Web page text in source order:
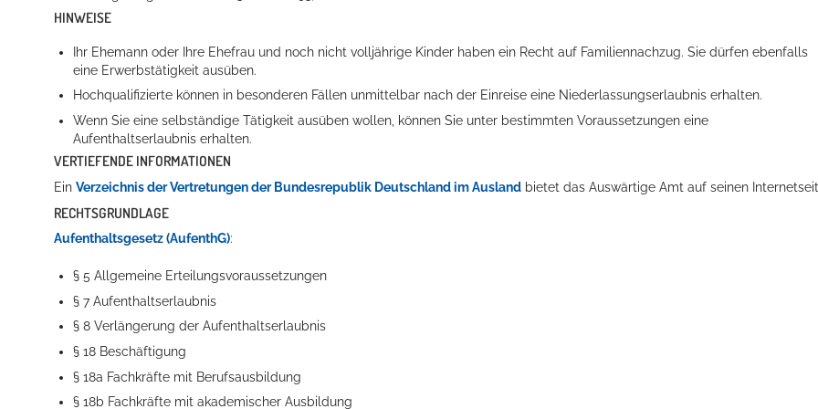
HINWEISE
Ihr Ehemann oder Ihre Ehefrau und noch nicht volljährige Kinder haben ein Recht auf Familiennachzug. Sie dürfen ebenfalls
eine Erwerbstätigkeit ausüben.
Hochqualifizierte können in besonderen Fällen unmittelbar nach der Einreise eine Niederlassungserlaubnis erhalten.
Wenn Sie eine selbständige Tätigkeit ausüben wollen, können Sie unter bestimmten Voraussetzungen eine
Aufenthaltserlaubnis erhalten.
VERTIEFENDE INFORMATIONEN
Ein Verzeichnis der Vertretungen der Bundesrepublik Deutschland im Ausland bietet das Auswärtige Amt auf seinen
RECHTSGRUNDLAGE
Aufenthaltsgesetz (AufenthG):
§ 5Allgemeine Erteilungsvoraussetzungen
§ 7 Aufenthaltserlaubnis
§ 8 Verlängerung der Aufenthaltserlaubnis
§ 18 Beschäftigung
§ 18a Fachkräfte mit Berufsausbildung
§ 18b Fachkräfte mit akademischer Ausbildung